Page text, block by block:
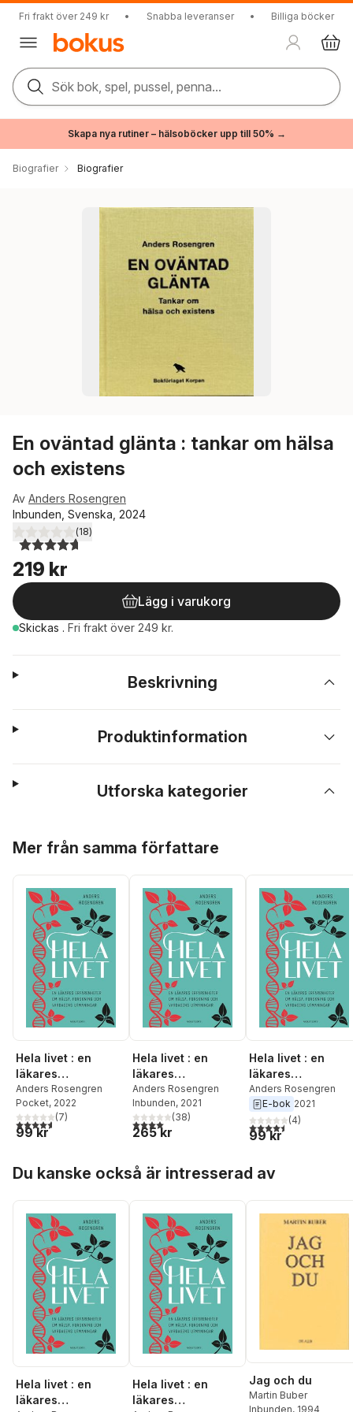
Fri frakt över 249 kr • Snabba leveranser • Billiga böcker
Sök bok, spel, pussel, penna...
Skapa nya rutiner – hälsoböcker upp till 50% →
Biografier Biografier
En oväntad glänta : tankar om hälsa
och existens
Av Anders Rosengren
Inbunden, Svenska, 2024
4,7utav 5 stjärnor. Totalt antal röster:
(18)
219 kr
Lägg i varukorg
Skickas . Fri frakt över 249 kr.
Beskrivning
Produktinformation
Utforska kategorier
Mer från samma författare
Hela livet : en
läkares
erfarenheter om
hälsa, forskning
och vardagens
utmaningar
Anders Rosengren
Pocket, 2022
4,6utav 5 stjärnor. Totalt antal röster:
(7)
99 kr
Hela livet : en
läkares
erfarenheter om
hälsa, forskning
och vardagens
utmaningar
Anders Rosengren
Inbunden, 2021
4,0utav 5 stjärnor. Totalt antal röster:
(38)
265 kr
Hela livet : en
läkares
erfarenheter om
hälsa, forskning
och vardagens
utmaningar
Anders Rosengren
E-bok 2021
4,5utav 5 stjärnor.
(4)
99 kr
Du kanske också är intresserad av
Hela livet : en
läkares
Hela livet : en
läkares
Jag och du
Martin Buber
Inbunden, 1994